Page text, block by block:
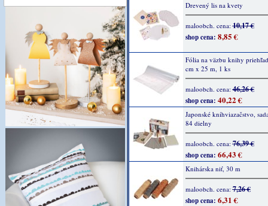
Drevený lis na kvety
maloobch. cena:10,17 €
shop cena: 8,85 €
Fólia na väzbu knihy
cm x 25 m, 1 ks
maloobch. cena:46,26 €
shop cena: 40,22 €
Japonské kníhviazačstvo,
84 dielny
maloobch. cena:76,39 €
shop cena: 66,43 €
Knihárska niť, 30 m
maloobch. cena:7,26 €
shop cena: 6,31 €